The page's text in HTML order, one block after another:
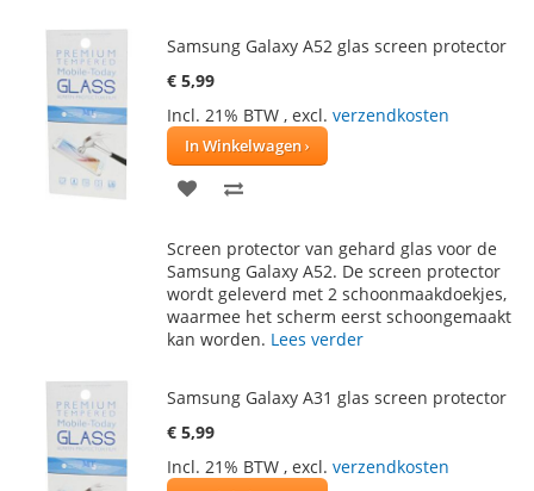
Samsung Galaxy A52 glas screen protector
€ 5,99
Incl. 21% BTW , excl. verzendkosten
In Winkelwagen
VOEG
AAN
VERLANGLIJST
TE
VERGELIJKEN
Screen protector van gehard glas voor de
Samsung Galaxy A52. De screen protector
wordt geleverd met 2 schoonmaakdoekjes,
waarmee het scherm eerst schoongemaakt
kan worden. Lees verder
Samsung Galaxy A31 glas screen protector
€ 5,99
Incl. 21% BTW , excl. verzendkosten